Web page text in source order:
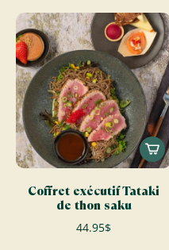
Coffret exécutif Tataki
de thon saku
44.95$